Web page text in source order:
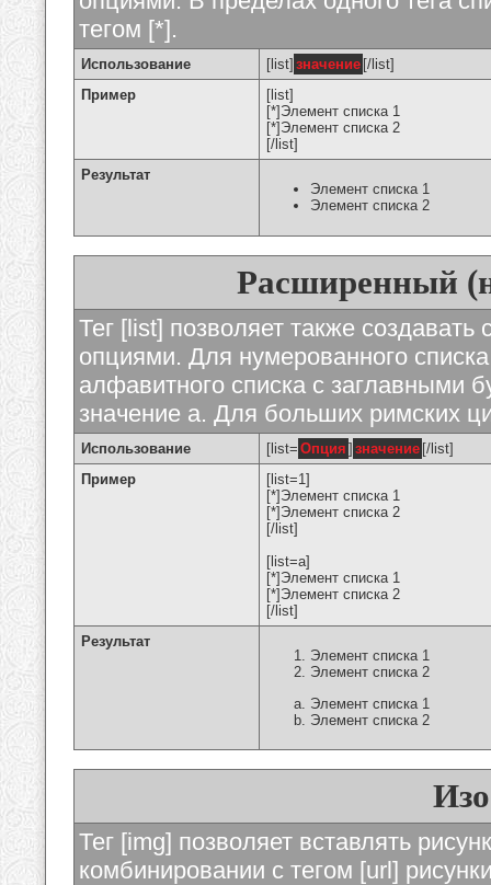
тегом [*].
Использование [list] значение [/list]
Пример
[list]
[*]Элемент списка 1
[*]Элемент списка 2
[/list]
Результат
Элемент списка 1
Элемент списка 2
Расширенный
Тег [list] позволяет также
опциями. Для нумерованного
алфавитного списка с заглавными
значение а. Для больших римских
Использование [list= Опция ] значение [/list]
Пример
[list=1]
[*]Элемент списка 1
[*]Элемент списка 2
[/list]
[list=a]
[*]Элемент списка 1
[*]Элемент списка 2
[/list]
Результат
Элемент списка 1
Элемент списка 2
Элемент списка 1
Элемент списка 2
Тег [img] позволяет вставлять
комбинировании с тегом [url]